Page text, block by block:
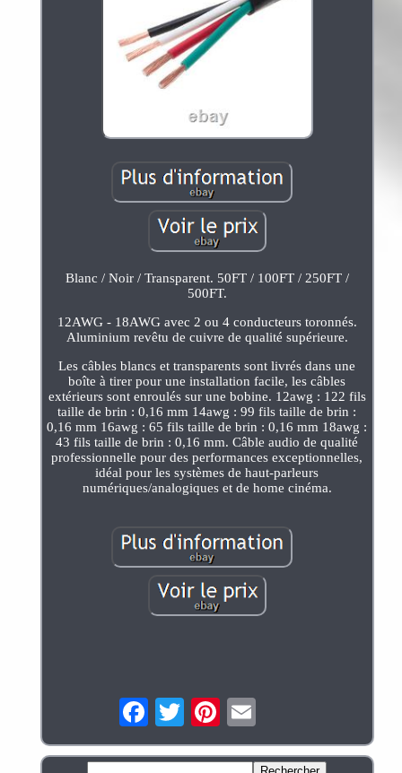
Blanc / Noir / Transparent. 50FT / 100FT / 250FT /
500FT.
12AWG - 18AWG avec 2 ou 4 conducteurs toronnés.
Aluminium revêtu de cuivre de qualité supérieure.
Les câbles blancs et transparents sont livrés dans une
boîte à tirer pour une installation facile, les câbles
extérieurs sont enroulés sur une bobine. 12awg : 122 fils
taille de brin : 0,16 mm 14awg : 99 fils taille de brin :
0,16 mm 16awg : 65 fils taille de brin : 0,16 mm 18awg :
43 fils taille de brin : 0,16 mm. Câble audio de qualité
professionnelle pour des performances exceptionnelles,
idéal pour les systèmes de haut-parleurs
numériques/analogiques et de home cinéma.